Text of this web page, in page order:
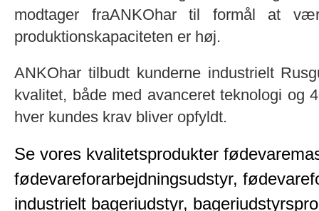
modtager fraANKOhar til formål at
produktionskapaciteten er høj.
ANKOhar tilbudt kunderne industrielt
kvalitet, både med avanceret teknologi og
hver kundes krav bliver opfyldt.
Se vores kvalitetsprodukter
fødevareforarbejdningsudstyr,
industrielt bageriudstyr,